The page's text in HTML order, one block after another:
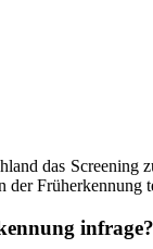
das
der Früherkennung
infrage?